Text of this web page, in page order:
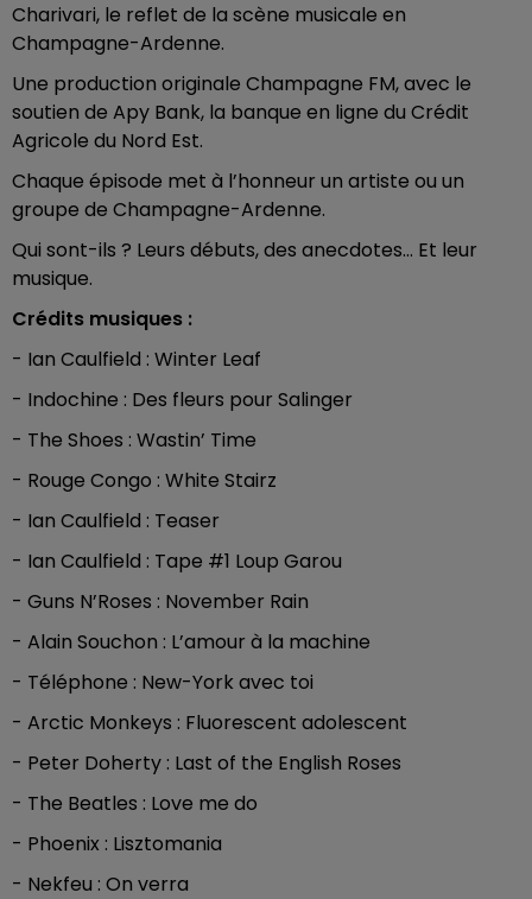
Charivari, le reflet de la scène musicale en
Champagne-Ardenne.
Une production originale Champagne FM, avec le
soutien de Apy Bank, la banque en ligne du Crédit
Agricole du Nord Est.
Chaque épisode met à l’honneur un artiste ou un
groupe de Champagne-Ardenne.
Qui sont-ils ? Leurs débuts, des anecdotes… Et leur
musique.
Crédits musiques :
- Ian Caulfield : Winter Leaf
- Indochine : Des fleurs pour Salinger
- The Shoes : Wastin’ Time
- Rouge Congo : White Stairz
- Ian Caulfield : Teaser
- Ian Caulfield : Tape #1 Loup Garou
- Guns N’Roses : November Rain
- Alain Souchon : L’amour à la machine
- Téléphone : New-York avec toi
- Arctic Monkeys : Fluorescent adolescent
- Peter Doherty : Last of the English Roses
- The Beatles : Love me do
- Phoenix : Lisztomania
- Nekfeu : On verra